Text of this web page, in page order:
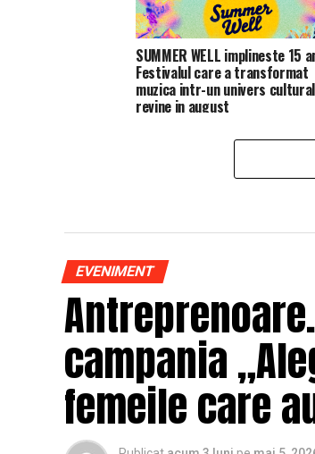
SUMMER WELL implineste 15
Festivalul care a transformat
muzica intr-un univers cultural
revine in august
EVENIMENT
campania
femeile care